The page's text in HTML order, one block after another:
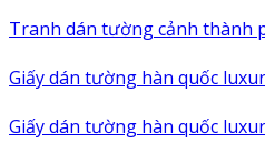
Tranh dán tường cảnh thành
Giấy dán tường hàn quốc
Giấy dán tường hàn quốc